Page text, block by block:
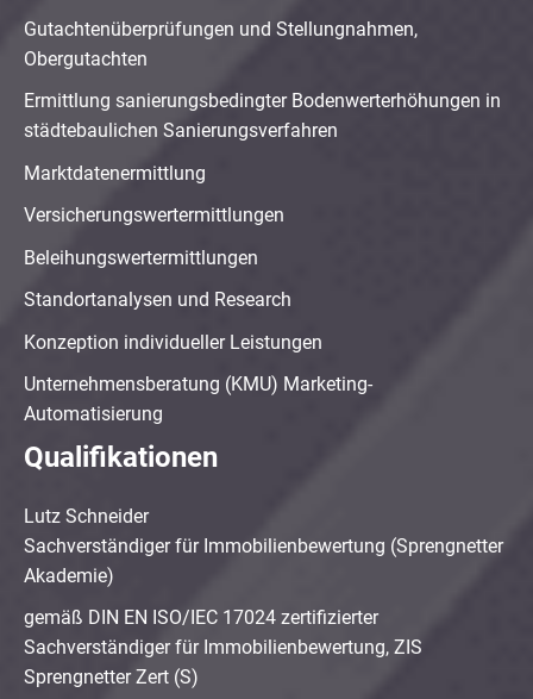
Gutachtenüberprüfungen und Stellungnahmen,
Obergutachten
Ermittlung sanierungsbedingter Bodenwerterhöhungen in
städtebaulichen Sanierungsverfahren
Marktdatenermittlung
Versicherungswertermittlungen
Beleihungswertermittlungen
Standortanalysen und Research
Konzeption individueller Leistungen
Unternehmensberatung (KMU) Marketing-
Automatisierung
Qualifikationen
Lutz Schneider
Sachverständiger für Immobilienbewertung (Sprengnetter
Akademie)
gemäß DIN EN ISO/IEC 17024 zertifizierter
Sachverständiger für Immobilienbewertung, ZIS
Sprengnetter Zert (S)